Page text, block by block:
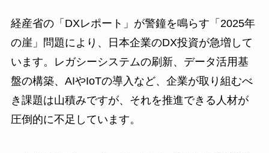
経産省の「DXレポート」が警鐘を鳴らす「2025年
の崖」問題により、日本企業のDX投資が急増して
います。レガシーシステムの刷新、データ活用基
盤の構築、AIやIoTの導入など、企業が取り組むべ
き課題は山積みですが、それを推進できる人材が
圧倒的に不足しています。